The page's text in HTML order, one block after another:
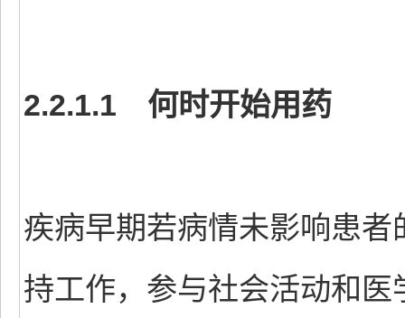
2.2.1.1 何时开始用药
疾病早期若病情未影响患
持工作，参与社会活动和